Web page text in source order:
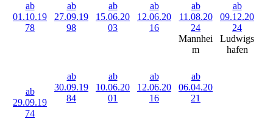
ab
01.10.19
78
ab
27.09.19
98
ab
15.06.20
03
ab
12.06.20
16
ab
11.08.20
24
Mannhei
m
ab
09.12.20
24
Ludwigs
hafen
ab
29.09.19
74
ab
30.09.19
84
ab
10.06.20
01
ab
12.06.20
16
ab
06.04.20
21